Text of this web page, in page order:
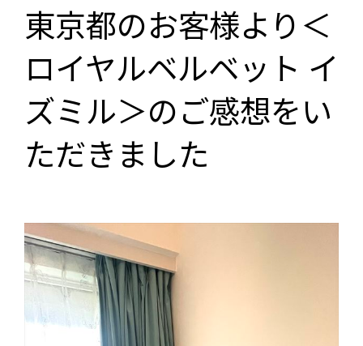
東京都のお客様より＜
ロイヤルベルベット イ
ズミル＞のご感想をい
ただきました